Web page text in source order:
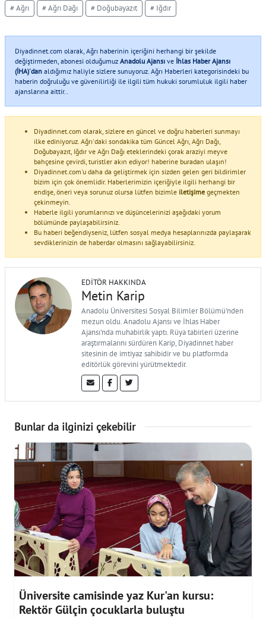
# Ağrı # Ağrı Dağı # Doğubayazıt # Iğdır
Diyadinnet.com olarak, Ağrı haberinin içeriğini herhangi bir şekilde
değiştirmeden, abonesi olduğumuz Anadolu Ajansı ve İhlas Haber Ajansı
(İHA)'dan aldığımız haliyle sizlere sunuyoruz. Ağrı Haberleri kategorisindeki bu
haberin doğruluğu ve güvenilirliği ile ilgili tüm hukuki sorumluluk ilgili haber
ajanslarına aittir..
Diyadinnet.com olarak, sizlere en güncel ve doğru haberleri sunmayı
ilke ediniyoruz. Ağrı'daki sondakika tüm Güncel Ağrı, Ağrı Dağı,
Doğubayazıt, Iğdır ve Ağrı Dağı eteklerindeki çorak araziyi meyve
bahçesine çevirdi, turistler akın ediyor! haberine buradan ulaşın!
Diyadinnet.com'u daha da geliştirmek için sizden gelen geri bildirimler
bizim için çok önemlidir. Haberlerimizin içeriğiyle ilgili herhangi bir
endişe, öneri veya sorunuz olursa lütfen bizimle iletişime geçmekten
çekinmeyin.
Haberle ilgili yorumlarınızı ve düşüncelerinizi aşağıdaki yorum
bölümünde paylaşabilirsiniz.
Bu haberi beğendiyseniz, lütfen sosyal medya hesaplarınızda paylaşarak
sevdiklerinizin de haberdar olmasını sağlayabilirsiniz.
EDITÖR HAKKINDA
Metin Karip
Anadolu Üniversitesi Sosyal Bilimler Bölümü'nden
mezun oldu. Anadolu Ajansı ve İhlas Haber
Ajansı'nda muhabirlik yaptı. Rüya tabirleri üzerine
araştırmalarını sürdüren Karip, Diyadinnet haber
sitesinin de imtiyaz sahibidir ve bu platformda
editörlük görevini yürütmektedir.
Bunlar da ilginizi çekebilir
Üniversite camisinde yaz Kur'an kursu:
Rektör Gülçin çocuklarla buluştu